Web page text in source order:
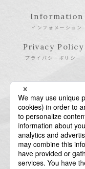
Information
インフォメーション
Privacy Policy
プライバシーポリシー